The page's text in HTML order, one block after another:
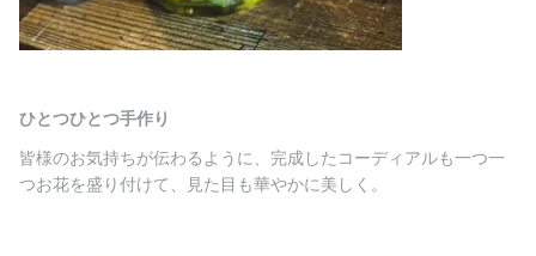
ひとつひとつ手作り
皆様のお気持ちが伝わるように、完成したコーディアルも一つ一
つお花を盛り付けて、見た目も華やかに美しく。